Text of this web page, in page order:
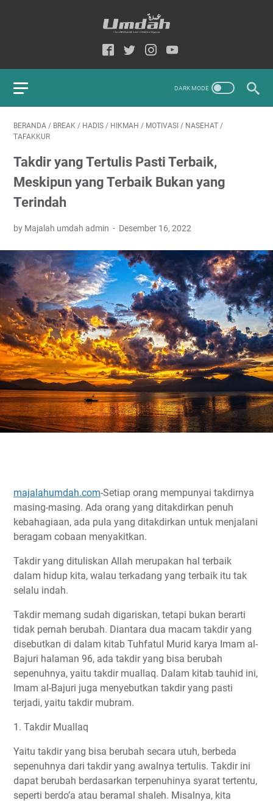
BERANDA / BREAK / HADIS / HIKMAH / MOTIVASI / NASEHAT /
TAFAKKUR
Takdir yang Tertulis Pasti Terbaik,
Meskipun yang Terbaik Bukan yang
Terindah
by Majalah umdah admin Desember 16, 2022
majalahumdah.com-Setiap orang mempunyai takdirnya
masing-masing. Ada orang yang ditakdirkan penuh
kebahagiaan, ada pula yang ditakdirkan untuk menjalani
beragam cobaan menyakitkan.
Takdir yang dituliskan Allah merupakan hal terbaik
dalam hidup kita, walau terkadang yang terbaik itu tak
selalu indah.
Takdir memang sudah digariskan, tetapi bukan berarti
tidak pernah berubah. Diantara dua macam takdir yang
disebutkan di dalam kitab Tuhfatul Murid karya Imam al-
Bajuri halaman 96, ada takdir yang bisa berubah
sepenuhnya, yaitu takdir muallaq. Dalam kitab tauhid ini,
Imam al-Bajuri juga menyebutkan takdir yang pasti
terjadi, yaitu takdir mubram.
1. Takdir Muallaq
Yaitu takdir yang bisa berubah secara utuh, berbeda
sepenuhnya dari takdir yang awalnya tertulis. Takdir ini
dapat berubah berdasarkan terpenuhinya syarat tertentu,
seperti berdo’a atau beramal shaleh. Misalnya, kita